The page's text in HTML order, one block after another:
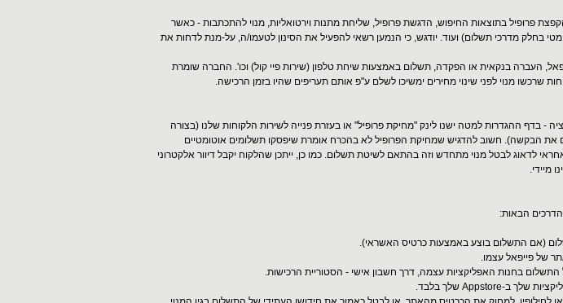
פרופיל בתוצאות החיפוש, הדגשת פרופיל, שליחת מתנות וירטואליות, מנוי להתכתבות - כאשר
בחלק מדרכי תשלום) ועוד. יודגש, כי הנמען רשאי להפעיל את הסינון לטעמו/ה, על-מנת לדחות את
העברה בנקאית או הפקדה, תשלום באמצעות שיחת טלפון (שירות פיי קול) וכו'. החברה שומרת
שרכשו מנוי לפני שינוי מחירים ימשיכו לשלם ע"פ אותם תעריפים שהיו בזמן הרכישה.
בדף ההגדרות למטה ישנו לינק "מחיקת פרופיל" או בעזרת פנייה לשירות הלקוחות שלנו (בצורה
הכרויות מקבלים את הבקשה). חשוב להדגיש שמחיקת הפרופיל לא בהכרח אומרת שיפסקו תשלומים אוטומטיים
לדאוג לבטל מנוי מתחדש וזה בהתאם לשיטת תשלום. כמו כן, ייתכן שהלקוח יקבל דיוור אלקטרוני
הבאות:
(אם התשלום בוצע באמצעות כרטיס האשראי).
של פייפאל עצמו.
בחנות האפליקציות עצמה, דרך חשבון אישי - הסטוריית הרכישות.